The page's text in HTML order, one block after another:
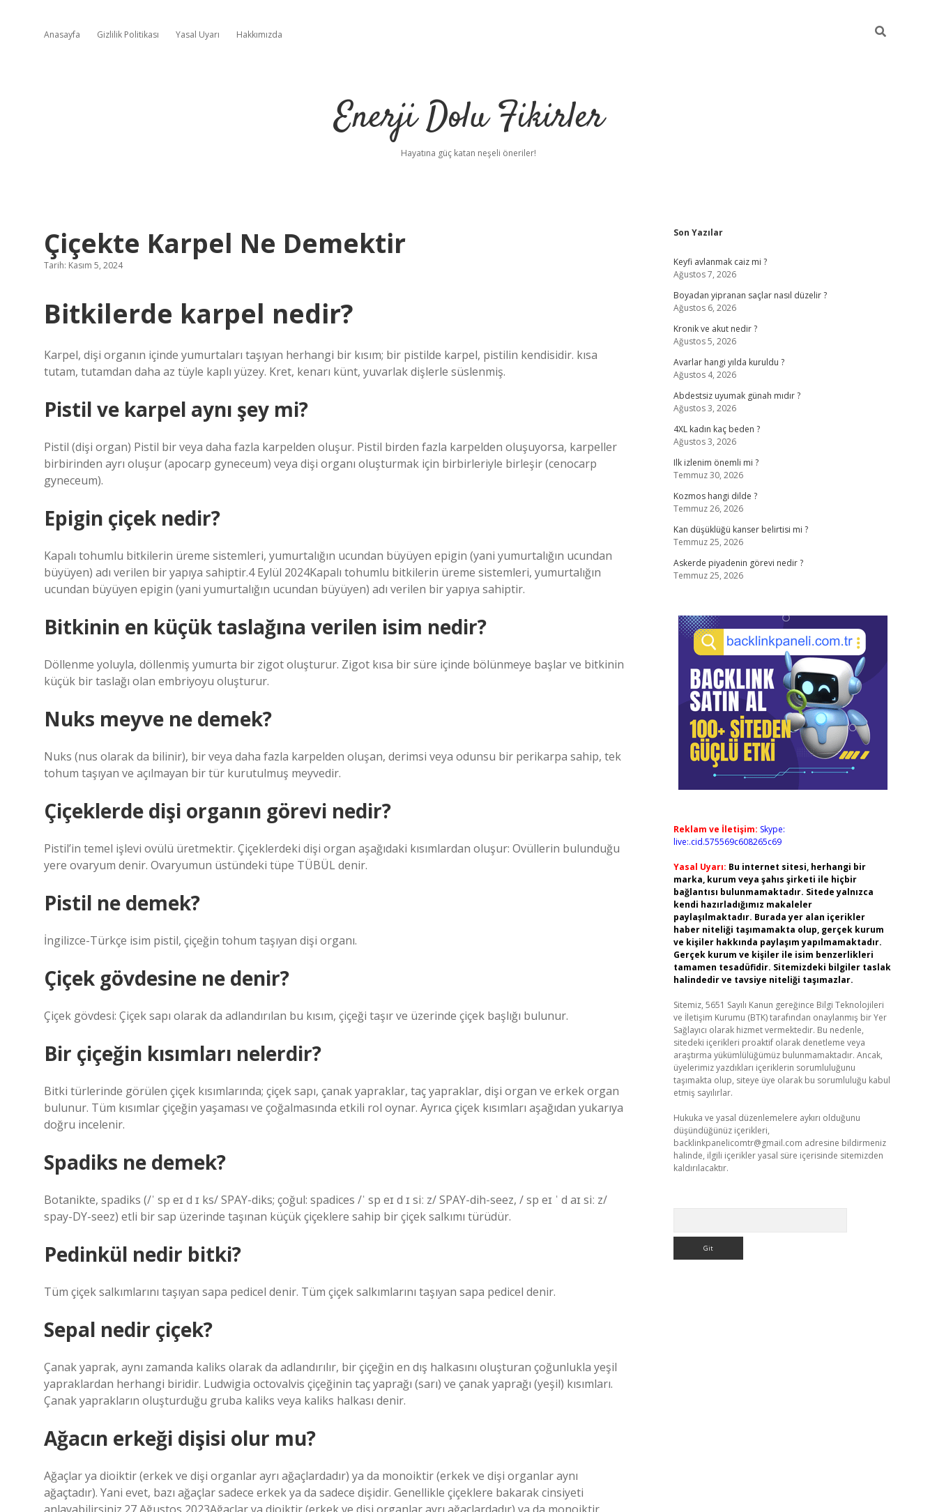
Anasayfa Gizlilik Politikası Yasal Uyarı Hakkımızda
Enerji Dolu Fikirler
Hayatına güç katan neşeli öneriler!
Çiçekte Karpel Ne Demektir
Tarih: Kasım 5, 2024
Bitkilerde karpel nedir?
Karpel, dişi organın içinde yumurtaları taşıyan herhangi bir kısım; bir pistilde karpel, pistilin kendisidir. kısa
tutam, tutamdan daha az tüyle kaplı yüzey. Kret, kenarı künt, yuvarlak dişlerle süslenmiş.
Pistil ve karpel aynı şey mi?
Pistil (dişi organ) Pistil bir veya daha fazla karpelden oluşur. Pistil birden fazla karpelden oluşuyorsa, karpeller
birbirinden ayrı oluşur (apocarp gyneceum) veya dişi organı oluşturmak için birbirleriyle birleşir (cenocarp
gyneceum).
Epigin çiçek nedir?
Kapalı tohumlu bitkilerin üreme sistemleri, yumurtalığın ucundan büyüyen epigin (yani yumurtalığın ucundan
büyüyen) adı verilen bir yapıya sahiptir.4 Eylül 2024Kapalı tohumlu bitkilerin üreme sistemleri, yumurtalığın
ucundan büyüyen epigin (yani yumurtalığın ucundan büyüyen) adı verilen bir yapıya sahiptir.
Bitkinin en küçük taslağına verilen isim nedir?
Döllenme yoluyla, döllenmiş yumurta bir zigot oluşturur. Zigot kısa bir süre içinde bölünmeye başlar ve bitkinin
küçük bir taslağı olan embriyoyu oluşturur.
Nuks meyve ne demek?
Nuks (nus olarak da bilinir), bir veya daha fazla karpelden oluşan, derimsi veya odunsu bir perikarpa sahip, tek
tohum taşıyan ve açılmayan bir tür kurutulmuş meyvedir.
Çiçeklerde dişi organın görevi nedir?
Pistil’in temel işlevi ovülü üretmektir. Çiçeklerdeki dişi organ aşağıdaki kısımlardan oluşur: Ovüllerin bulunduğu
yere ovaryum denir. Ovaryumun üstündeki tüpe TÜBÜL denir.
Pistil ne demek?
İngilizce-Türkçe isim pistil, çiçeğin tohum taşıyan dişi organı.
Çiçek gövdesine ne denir?
Çiçek gövdesi: Çiçek sapı olarak da adlandırılan bu kısım, çiçeği taşır ve üzerinde çiçek başlığı bulunur.
Bir çiçeğin kısımları nelerdir?
Bitki türlerinde görülen çiçek kısımlarında; çiçek sapı, çanak yapraklar, taç yapraklar, dişi organ ve erkek organ
bulunur. Tüm kısımlar çiçeğin yaşaması ve çoğalmasında etkili rol oynar. Ayrıca çiçek kısımları aşağıdan yukarıya
doğru incelenir.
Spadiks ne demek?
Botanikte, spadiks (/ˈ sp eɪ d ɪ ks/ SPAY-diks; çoğul: spadices /ˈ sp eɪ d ɪ siː z/ SPAY-dih-seez, / sp eɪ ˈ d aɪ siː z/
spay-DY-seez) etli bir sap üzerinde taşınan küçük çiçeklere sahip bir çiçek salkımı türüdür.
Pedinkül nedir bitki?
Tüm çiçek salkımlarını taşıyan sapa pedicel denir. Tüm çiçek salkımlarını taşıyan sapa pedicel denir.
Sepal nedir çiçek?
Çanak yaprak, aynı zamanda kaliks olarak da adlandırılır, bir çiçeğin en dış halkasını oluşturan çoğunlukla yeşil
yapraklardan herhangi biridir. Ludwigia octovalvis çiçeğinin taç yaprağı (sarı) ve çanak yaprağı (yeşil) kısımları.
Çanak yaprakların oluşturduğu gruba kaliks veya kaliks halkası denir.
Ağacın erkeği dişisi olur mu?
Ağaçlar ya dioiktir (erkek ve dişi organlar ayrı ağaçlardadır) ya da monoiktir (erkek ve dişi organlar aynı
ağaçtadır). Yani evet, bazı ağaçlar sadece erkek ya da sadece dişidir. Genellikle çiçeklere bakarak cinsiyeti
Sidebar
Son Yazılar
Keyfi avlanmak caiz mi ?
Ağustos 7, 2026
Boyadan yipranan saçlar nasıl düzelir ?
Ağustos 6, 2026
Kronik ve akut nedir ?
Ağustos 5, 2026
Avarlar hangi yılda kuruldu ?
Ağustos 4, 2026
Abdestsiz uyumak günah mıdır ?
Ağustos 3, 2026
4XL kadın kaç beden ?
Ağustos 3, 2026
Ilk izlenim önemli mi ?
Temmuz 30, 2026
Kozmos hangi dilde ?
Temmuz 26, 2026
Kan düşüklüğü kanser belirtisi mi ?
Temmuz 25, 2026
Askerde piyadenin görevi nedir ?
Temmuz 25, 2026
Reklam ve İletişim: Skype:
live:.cid.575569c608265c69
Yasal Uyarı: Bu internet sitesi, herhangi bir
marka, kurum veya şahıs şirketi ile hiçbir
bağlantısı bulunmamaktadır. Sitede yalnızca
kendi hazırladığımız makaleler
paylaşılmaktadır. Burada yer alan içerikler
haber niteliği taşımamakta olup, gerçek kurum
ve kişiler hakkında paylaşım yapılmamaktadır.
Gerçek kurum ve kişiler ile isim benzerlikleri
tamamen tesadüfidir. Sitemizdeki bilgiler taslak
halindedir ve tavsiye niteliği taşımazlar.
Sitemiz, 5651 Sayılı Kanun gereğince Bilgi Teknolojileri
ve İletişim Kurumu (BTK) tarafından onaylanmış bir Yer
Sağlayıcı olarak hizmet vermektedir. Bu nedenle,
sitedeki içerikleri proaktif olarak denetleme veya
araştırma yükümlülüğümüz bulunmamaktadır. Ancak,
üyelerimiz yazdıkları içeriklerin sorumluluğunu
taşımakta olup, siteye üye olarak bu sorumluluğu kabul
etmiş sayılırlar.
Hukuka ve yasal düzenlemelere aykırı olduğunu
düşündüğünüz içerikleri,
backlinkpanelicomtr@gmail.com adresine bildirmeniz
halinde, ilgili içerikler yasal süre içerisinde sitemizden
kaldırılacaktır.